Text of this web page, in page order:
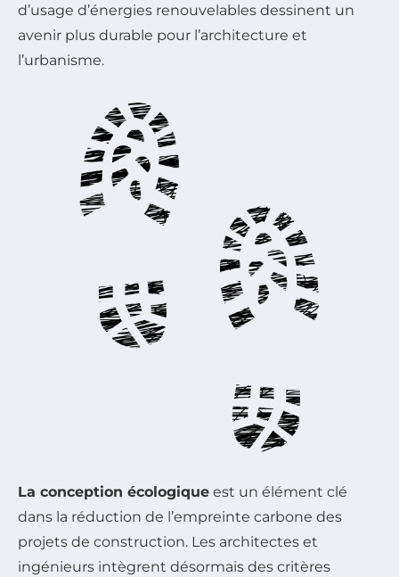
d’usage d’énergies renouvelables dessinent un
avenir plus durable pour l’architecture et
l’urbanisme.
La conception écologique est un élément clé
dans la réduction de l’empreinte carbone des
projets de construction. Les architectes et
ingénieurs intègrent désormais des critères